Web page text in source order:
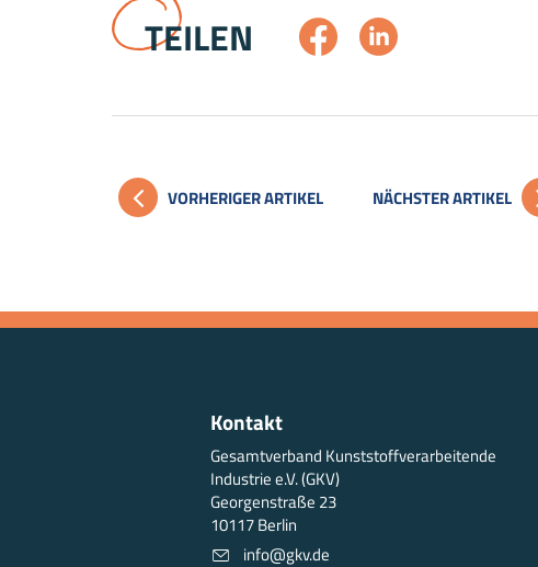
TEILEN
VORHERIGER ARTIKEL NÄCHSTER ARTIKEL
Kontakt
Gesamtverband Kunststoffverarbeitende
Industrie e.V. (GKV)
Georgenstraße 23
10117 Berlin
info@gkv.de